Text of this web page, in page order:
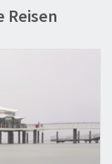
Reisen